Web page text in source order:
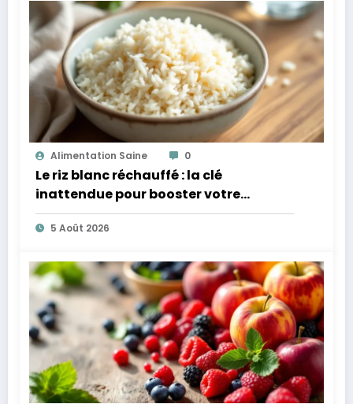
Alimentation Saine 0
Le riz blanc réchauffé : la clé
inattendue pour booster votre
microbiote
5 Août 2026